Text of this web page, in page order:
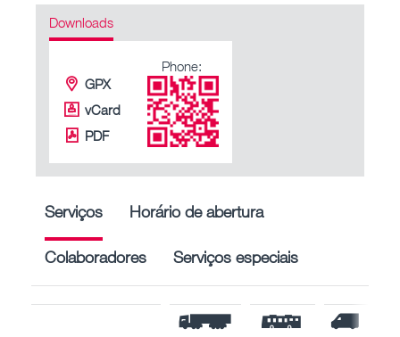
Downloads
GPX
vCard
PDF
Phone:
Serviços Horário de abertura
Colaboradores Serviços especiais